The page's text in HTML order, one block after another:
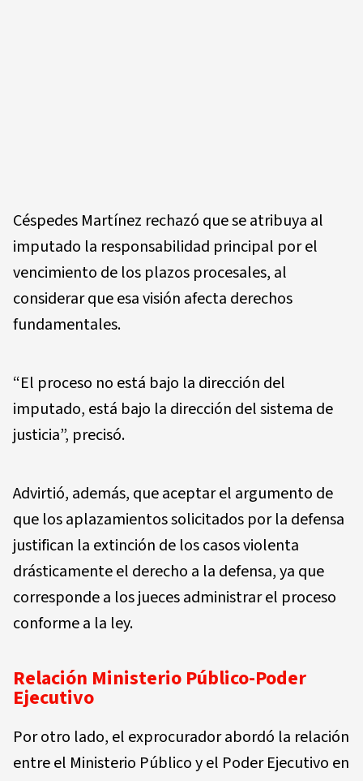
Céspedes Martínez rechazó que se atribuya al
imputado la responsabilidad principal por el
vencimiento de los plazos procesales, al
considerar que esa visión afecta derechos
fundamentales.
“El proceso no está bajo la dirección del
imputado, está bajo la dirección del sistema de
justicia”, precisó.
Advirtió, además, que aceptar el argumento de
que los aplazamientos solicitados por la defensa
justifican la extinción de los casos violenta
drásticamente el derecho a la defensa, ya que
corresponde a los jueces administrar el proceso
conforme a la ley.
Relación Ministerio Público-Poder
Ejecutivo
Por otro lado, el exprocurador abordó la relación
entre el Ministerio Público y el Poder Ejecutivo en